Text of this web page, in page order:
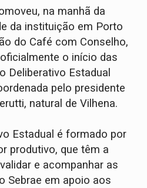
na manhã da
da instituição em Porto
do Café com Conselho,
o início das
Deliberativo Estadual
pelo presidente
natural de Vilhena.
Estadual é formado por
produtivo, que têm a
e acompanhar as
Sebrae em apoio aos